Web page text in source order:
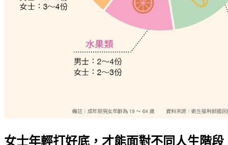
女士年輕打好底，才能面對不同人生階段